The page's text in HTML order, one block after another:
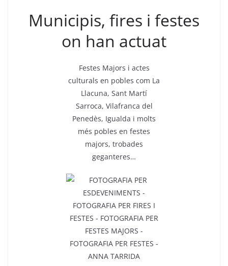
Municipis, fires i festes
on han actuat
Festes Majors i actes
culturals en pobles com La
Llacuna, Sant Martí
Sarroca, Vilafranca del
Penedès, Igualda i molts
més pobles en festes
majors, trobades
geganteres…